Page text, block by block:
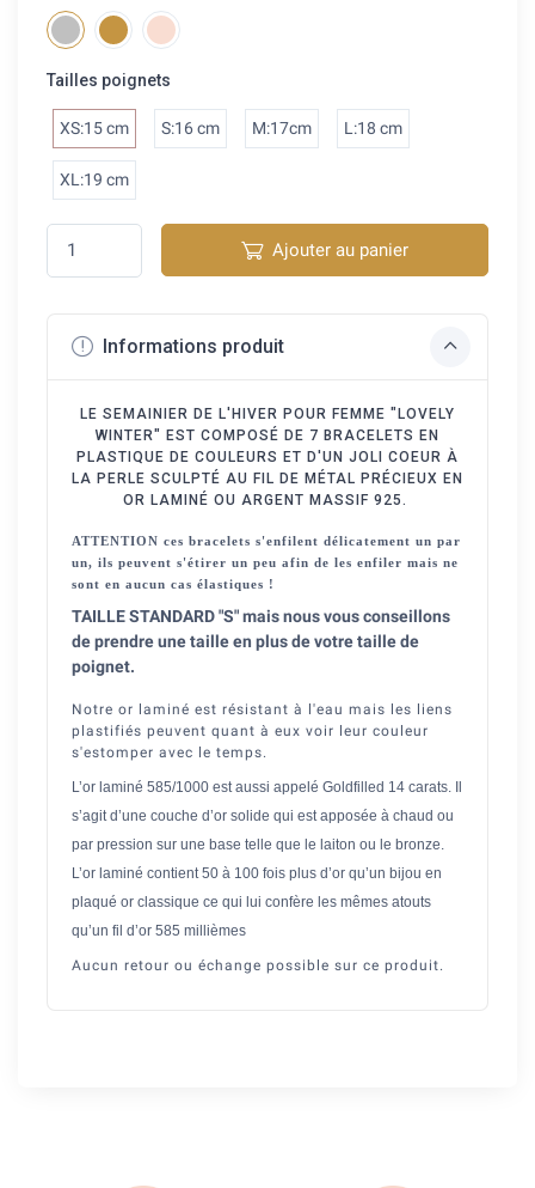
Tailles poignets
XS:15 cm S:16 cm M:17cm L:18 cm
XL:19 cm
Ajouter au panier
Informations produit
LE SEMAINIER DE L'HIVER POUR FEMME "LOVELY
WINTER" EST COMPOSÉ DE 7 BRACELETS EN
PLASTIQUE DE COULEURS ET D'UN JOLI COEUR À
LA PERLE SCULPTÉ AU FIL DE MÉTAL PRÉCIEUX EN
OR LAMINÉ OU ARGENT MASSIF 925.
ATTENTION ces bracelets s'enfilent délicatement un par
un, ils peuvent s'étirer un peu afin de les enfiler mais ne
sont en aucun cas élastiques !
TAILLE STANDARD "S" mais nous vous conseillons
de prendre une taille en plus de votre taille de
poignet.
Notre or laminé est résistant à l'eau mais les liens
plastifiés peuvent quant à eux voir leur couleur
s'estomper avec le temps.
L’or laminé 585/1000 est aussi appelé Goldfilled 14 carats. Il
s’agit d’une couche d’or solide qui est apposée à chaud ou
par pression sur une base telle que le laiton ou le bronze.
L’or laminé contient 50 à 100 fois plus d’or qu’un bijou en
plaqué or classique ce qui lui confère les mêmes atouts
qu’un fil d’or 585 millièmes
Aucun retour ou échange possible sur ce produit.